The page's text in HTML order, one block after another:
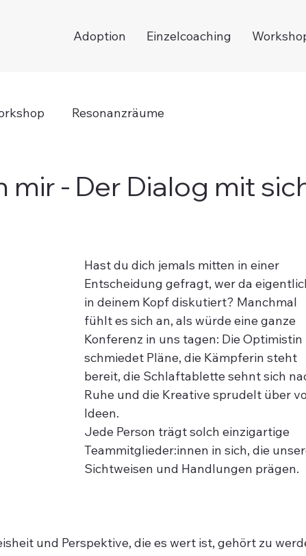
Adoption Einzelcoaching
Resonanzräume
mir - Der Dialog mit
Hast du dich jemals mitten in einer
Entscheidung gefragt, wer da
in deinem Kopf diskutiert? Manchmal
fühlt es sich an, als würde eine ganze
Konferenz in uns tagen: Die Optimistin
schmiedet Pläne, die Kämpferin steht
bereit, die Schlaftablette sehnt sich
Ruhe und die Kreative sprudelt über
Ideen.
Jede Person trägt solch einzigartige
Teammitglieder:innen in sich, die
Sichtweisen und Handlungen prägen.
und Perspektive, die es wert ist, gehört zu